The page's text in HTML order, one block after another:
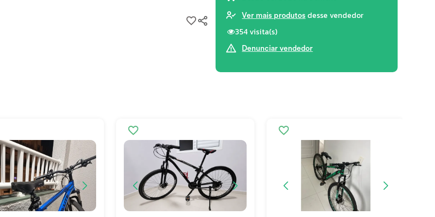
parede dupla
Ver mais produtos desse vendedor
354 visita(s)
Denunciar vendedor